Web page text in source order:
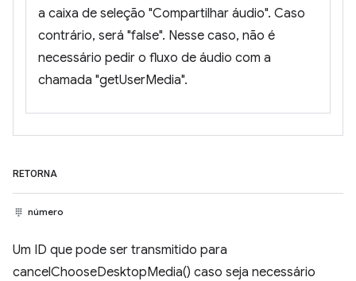
a caixa de seleção "Compartilhar áudio". Caso
contrário, será "false". Nesse caso, não é
necessário pedir o fluxo de áudio com a
chamada "getUserMedia".
RETORNA
número
Um ID que pode ser transmitido para
cancelChooseDesktopMedia() caso seja necessário